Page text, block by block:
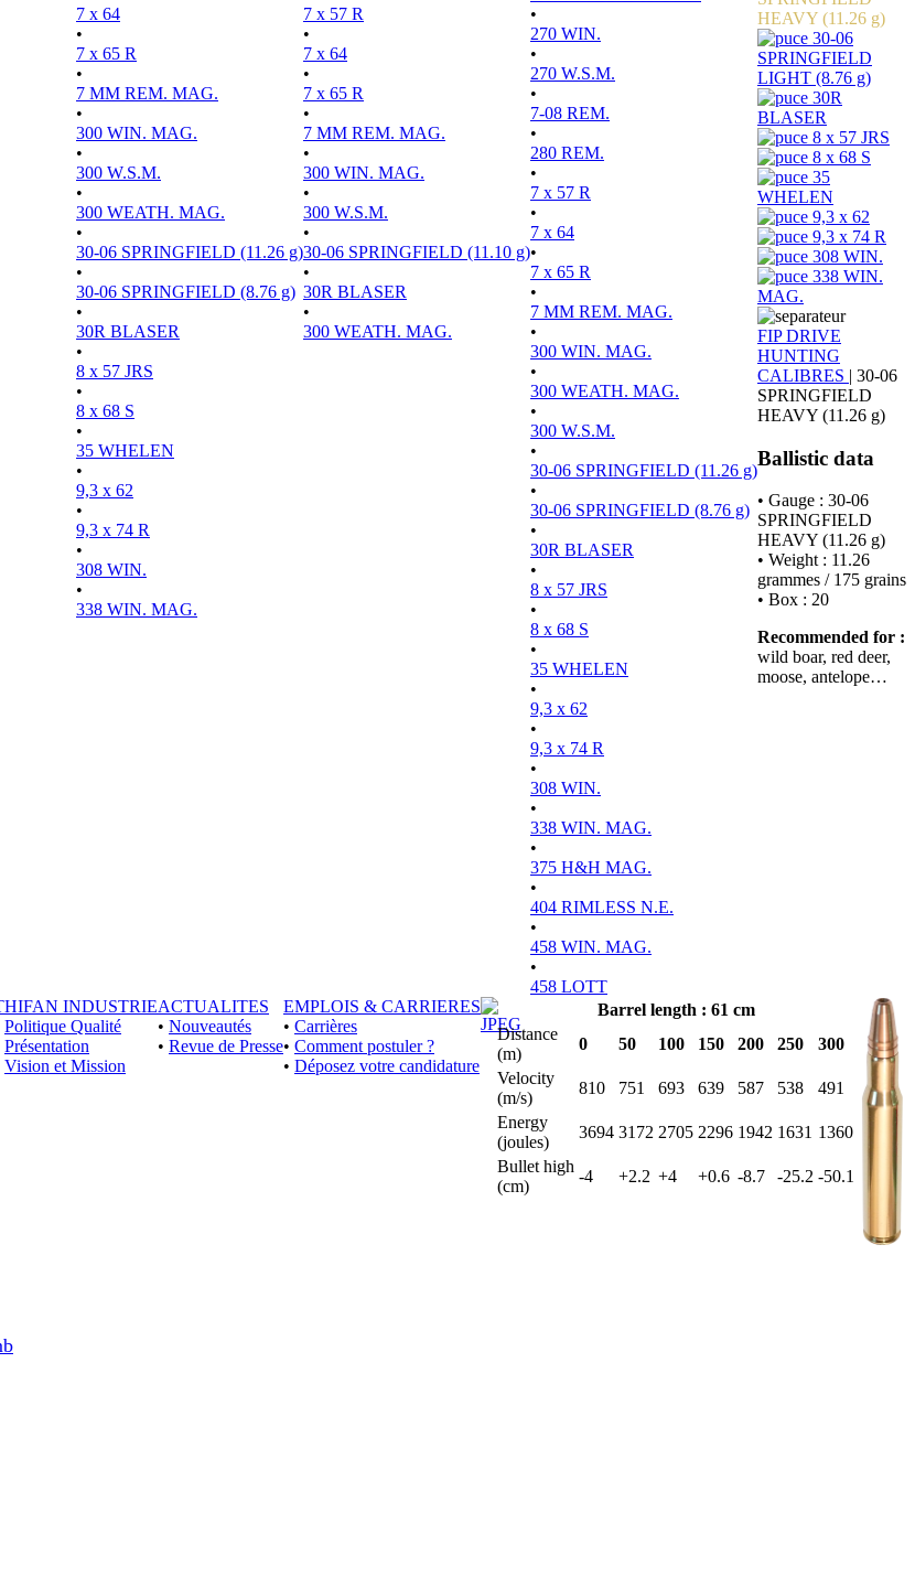
7 x 64
•
7 x 65 R
•
7 MM REM. MAG.
•
300 WIN. MAG.
•
300 W.S.M.
•
300 WEATH. MAG.
•
30-06 SPRINGFIELD (11.26 g)
•
30-06 SPRINGFIELD (8.76 g)
•
30R BLASER
•
8 x 57 JRS
•
8 x 68 S
•
35 WHELEN
•
9,3 x 62
•
9,3 x 74 R
•
308 WIN.
•
338 WIN. MAG.
7 x 57 R
•
7 x 64
•
7 x 65 R
•
7 MM REM. MAG.
•
300 WIN. MAG.
•
300 W.S.M.
•
30-06 SPRINGFIELD (11.10 g)
•
30R BLASER
•
300 WEATH. MAG.
•
270 WIN.
•
270 W.S.M.
•
7-08 REM.
•
280 REM.
•
7 x 57 R
•
7 x 64
•
7 x 65 R
•
7 MM REM. MAG.
•
300 WIN. MAG.
•
300 WEATH. MAG.
•
300 W.S.M.
•
30-06 SPRINGFIELD (11.26 g)
•
30-06 SPRINGFIELD (8.76 g)
•
30R BLASER
•
8 x 57 JRS
•
8 x 68 S
•
35 WHELEN
•
9,3 x 62
•
9,3 x 74 R
•
308 WIN.
•
338 WIN. MAG.
•
375 H&H MAG.
•
404 RIMLESS N.E.
•
458 WIN. MAG.
•
458 LOTT
INDUSTRIE
Politique Qualité
Présentation
Vision et Mission
ACTUALITES
• Nouveautés
• Revue de Presse
EMPLOIS & CARRIERES
• Carrières
• Comment postuler ?
• Déposez votre candidature
HEAVY (11.26 g)
30-06
SPRINGFIELD
LIGHT (8.76 g)
30R
BLASER
8 x 57 JRS
8 x 68 S
35
WHELEN
9,3 x 62
9,3 x 74 R
308 WIN.
338 WIN.
MAG.
FIP DRIVE
HUNTING
CALIBRES | 30-06
SPRINGFIELD
HEAVY (11.26 g)
Ballistic data
• Gauge : 30-06
SPRINGFIELD
HEAVY (11.26 g)
• Weight : 11.26
grammes / 175 grains
• Box : 20
Recommended for :
wild boar, red deer,
moose, antelope…
Barrel length : 61 cm
Distance
(m)
0 50 100 150 200 250
300
Velocity
(m/s)
810 751 693 639 587 538
491
Energy
(joules)
3694 3172 2705 2296 1942 1631 1360
Bullet high
(cm)
-4 +2.2 +4 +0.6 -8.7 -25.2 -50.1